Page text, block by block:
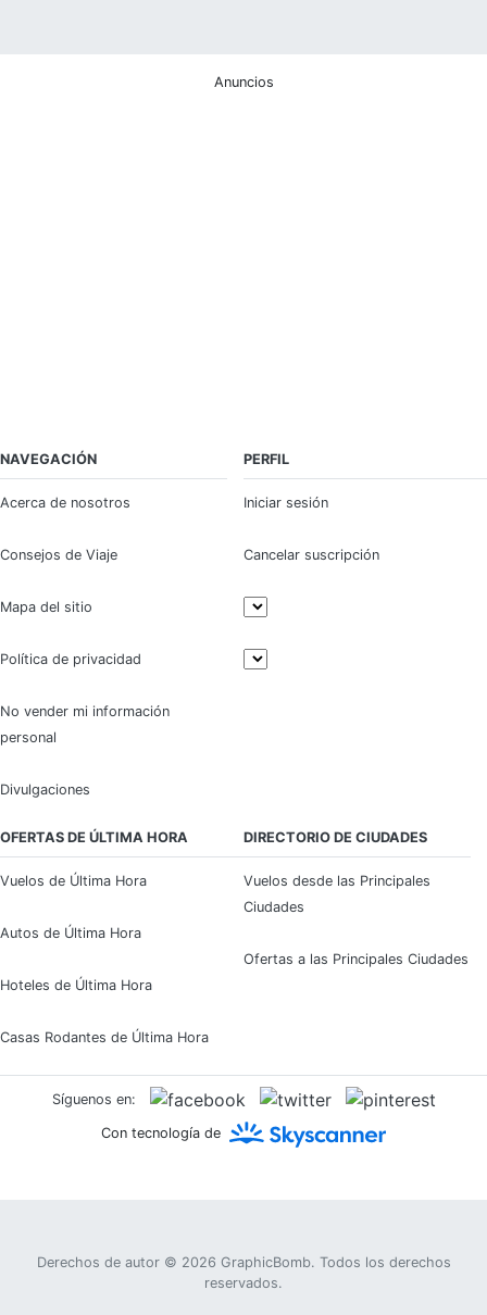
Anuncios
NAVEGACIÓN
Acerca de nosotros
Consejos de Viaje
Mapa del sitio
Política de privacidad
No vender mi información
personal
Divulgaciones
PERFIL
Iniciar sesión
Cancelar suscripción
OFERTAS DE ÚLTIMA HORA
Vuelos de Última Hora
Autos de Última Hora
Hoteles de Última Hora
Casas Rodantes de Última Hora
DIRECTORIO DE CIUDADES
Vuelos desde las Principales
Ciudades
Ofertas a las Principales Ciudades
Síguenos en:
Con tecnología de
Derechos de autor © 2026 GraphicBomb. Todos los derechos
reservados.